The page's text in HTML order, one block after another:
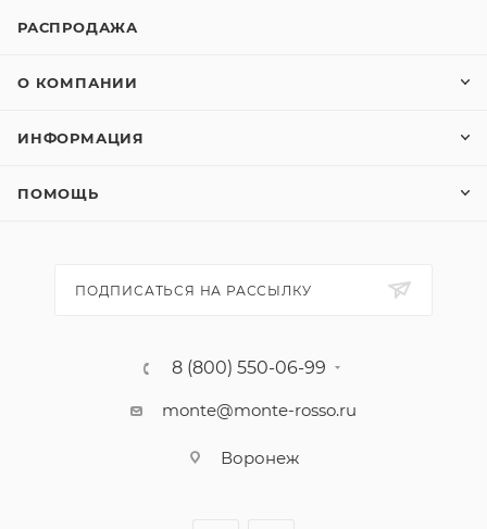
РАСПРОДАЖА
О КОМПАНИИ
ИНФОРМАЦИЯ
ПОМОЩЬ
ПОДПИСАТЬСЯ НА РАССЫЛКУ
8 (800) 550-06-99
monte@monte-rosso.ru
Воронеж